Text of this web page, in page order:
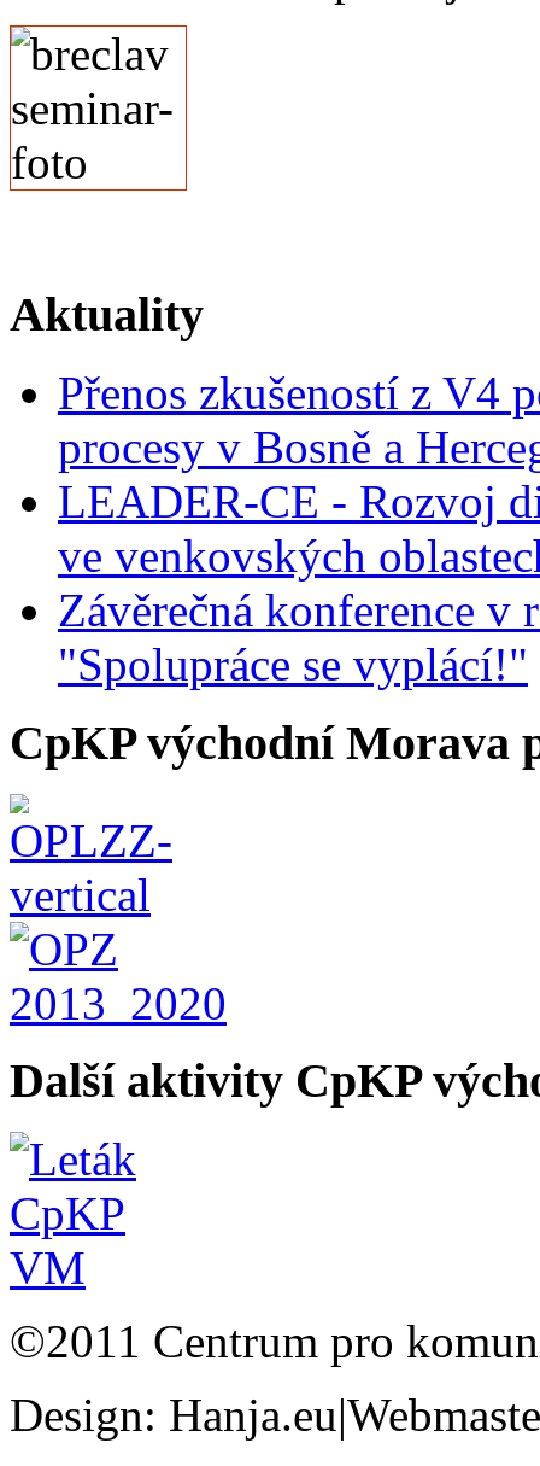
Aktuality
Přenos zkušeností z V4
procesy v Bosně a
LEADER-CE - Rozvoj
ve venkovských
Závěrečná konference v
"Spolupráce se vyplácí!"
CpKP východní Morava
Další aktivity CpKP
©2011 Centrum pro
Design: